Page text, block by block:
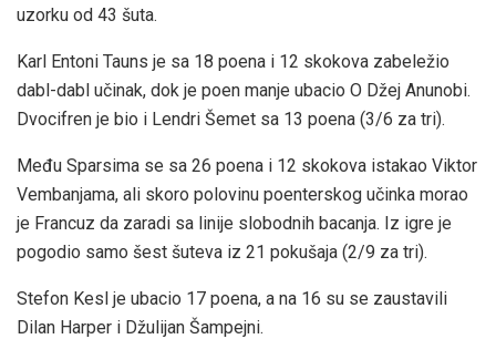
uzorku od 43 šuta.
Karl Entoni Tauns je sa 18 poena i 12 skokova zabeležio
dabl-dabl učinak, dok je poen manje ubacio O Džej Anunobi.
Dvocifren je bio i Lendri Šemet sa 13 poena (3/6 za tri).
Među Sparsima se sa 26 poena i 12 skokova istakao Viktor
Vembanjama, ali skoro polovinu poenterskog učinka morao
je Francuz da zaradi sa linije slobodnih bacanja. Iz igre je
pogodio samo šest šuteva iz 21 pokušaja (2/9 za tri).
Stefon Kesl je ubacio 17 poena, a na 16 su se zaustavili
Dilan Harper i Džulijan Šampejni.